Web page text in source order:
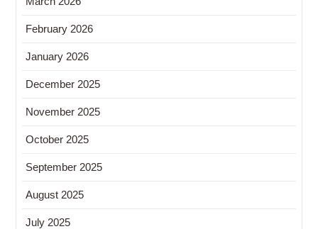
February 2026
January 2026
December 2025
November 2025
October 2025
September 2025
August 2025
July 2025